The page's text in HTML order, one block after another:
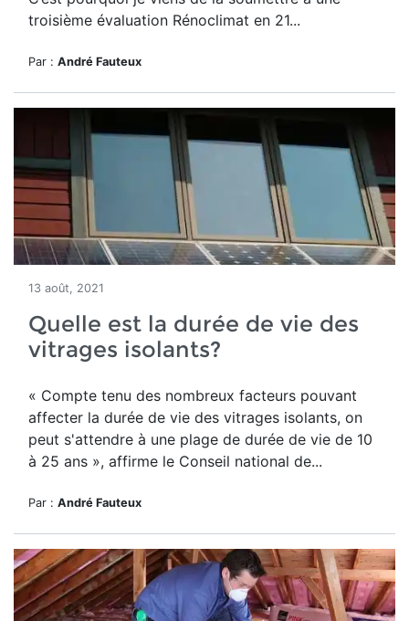
troisième évaluation Rénoclimat en 21...
Par : André Fauteux
13 août, 2021
Quelle est la durée de vie des
vitrages isolants?
« Compte tenu des nombreux facteurs pouvant
affecter la durée de vie des vitrages isolants, on
peut s'attendre à une plage de durée de vie de 10
à 25 ans », affirme le Conseil national de...
Par : André Fauteux